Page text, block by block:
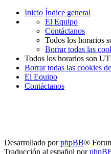
Inicio Índice general
El Equipo
Contáctanos
Todos los horarios
Borrar todas las
Todos los horarios son
Borrar todas las cookies
El Equipo
Contáctanos
Desarrollado porphpBB®
Traducción al español por